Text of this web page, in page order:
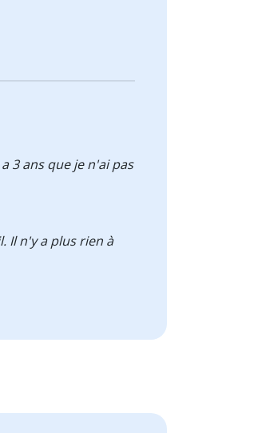
3 ans que je n'ai pas
Il n'y a plus rien à